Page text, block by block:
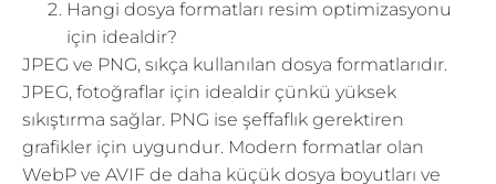
Hangi dosya formatları resim optimizasyonu
için idealdir?
JPEG ve PNG, sıkça kullanılan dosya formatlarıdır.
JPEG, fotoğraflar için idealdir çünkü yüksek
sıkıştırma sağlar. PNG ise şeffaflık gerektiren
grafikler için uygundur. Modern formatlar olan
WebP ve AVIF de daha küçük dosya boyutları ve